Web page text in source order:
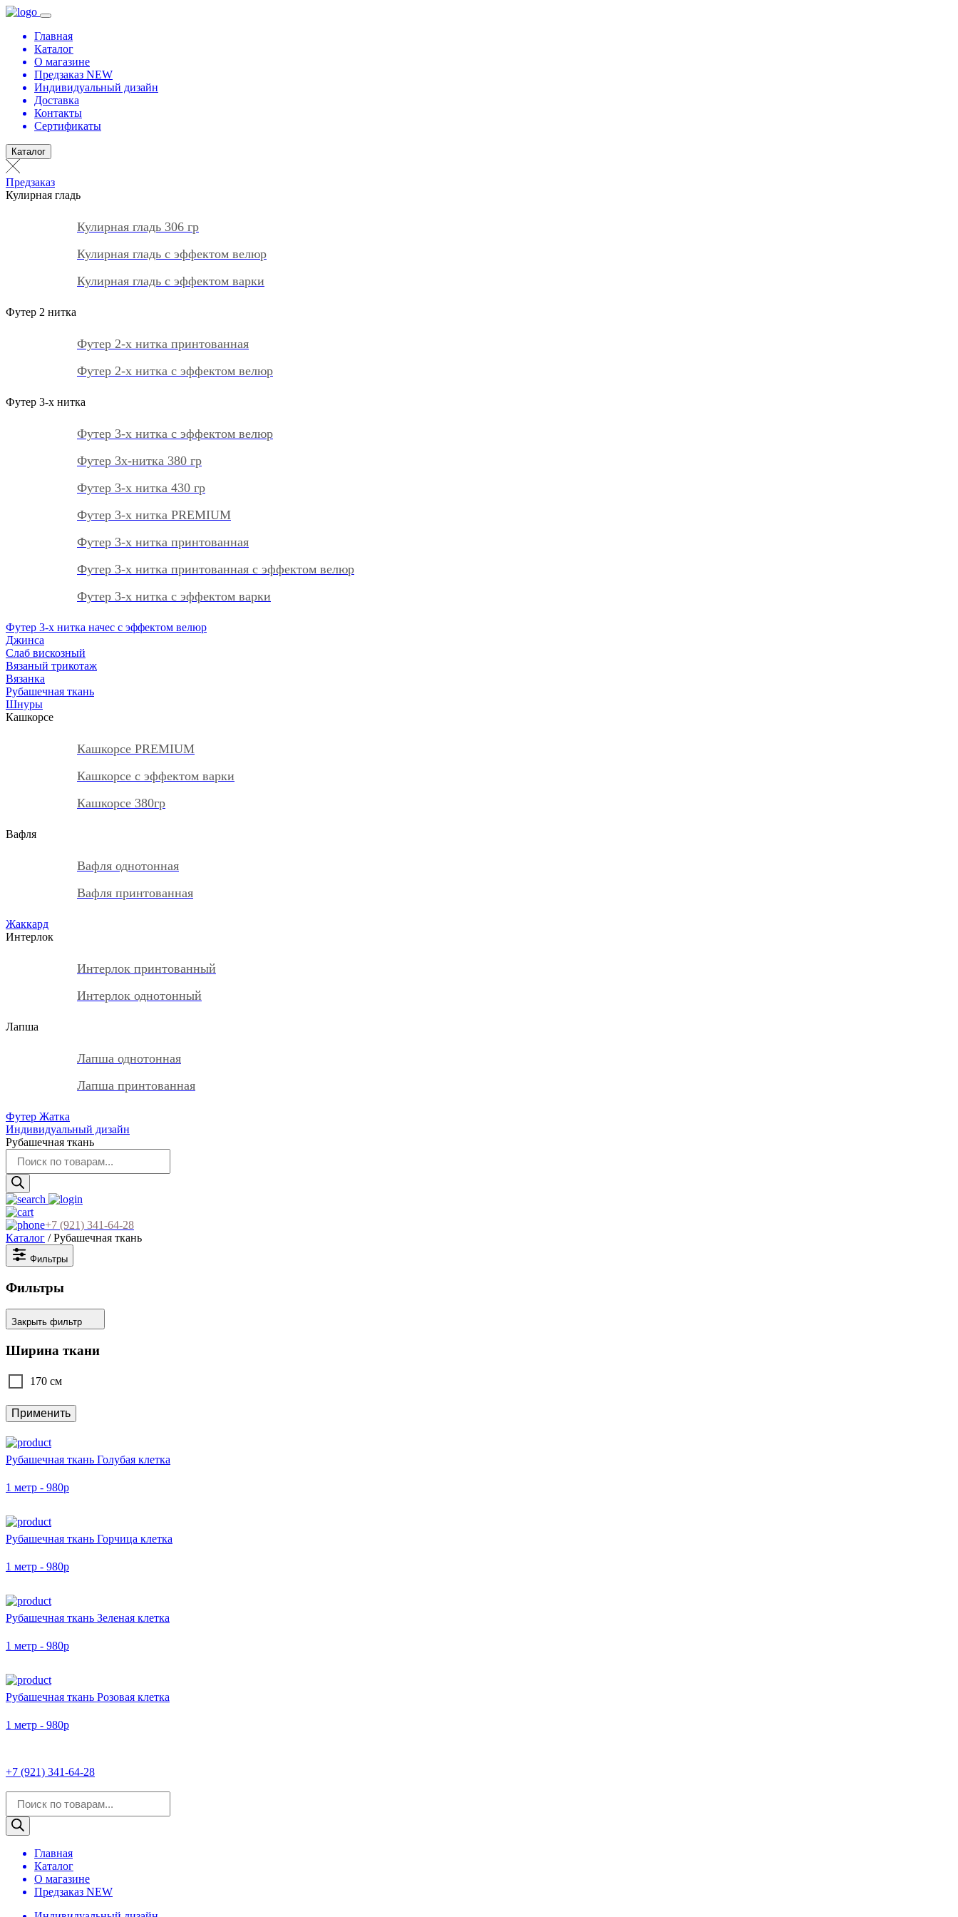
Главная
Каталог
О магазине
Предзаказ NEW
Индивидуальный дизайн
Доставка
Контакты
Сертификаты
Каталог
Предзаказ
Кулирная гладь
Кулирная гладь 306 гр
Кулирная гладь с эффектом велюр
Кулирная гладь с эффектом варки
Футер 2 нитка
Футер 2-х нитка принтованная
Футер 2-х нитка с эффектом велюр
Футер 3-х нитка
Футер 3-х нитка с эффектом велюр
Футер 3х-нитка 380 гр
Футер 3-х нитка 430 гр
Футер 3-х нитка PREMIUM
Футер 3-х нитка принтованная
Футер 3-х нитка принтованная с эффектом велюр
Футер 3-х нитка с эффектом варки
Футер 3-х нитка начес с эффектом велюр
Джинса
Слаб вискозный
Вязаный трикотаж
Вязанка
Рубашечная ткань
Шнуры
Кашкорсе
Кашкорсе PREMIUM
Кашкорсе с эффектом варки
Кашкорсе 380гр
Вафля
Вафля однотонная
Вафля принтованная
Жаккард
Интерлок
Интерлок принтованный
Интерлок однотонный
Лапша
Лапша однотонная
Лапша принтованная
Футер Жатка
Индивидуальный дизайн
Рубашечная ткань
товаров
+7 (921) 341-64-28
Каталог / Рубашечная ткань
Фильтры
Фильтры
Закрыть фильтр
Ширина ткани
170 см
Применить
Рубашечная ткань Голубая клетка
1 метр - 980р
Рубашечная ткань Горчица клетка
1 метр - 980р
Рубашечная ткань Зеленая клетка
1 метр - 980р
Рубашечная ткань Розовая клетка
1 метр - 980р
+7 (921) 341-64-28
товаров
Главная
Каталог
О магазине
Предзаказ NEW